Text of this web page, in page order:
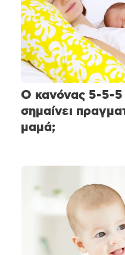
Ο κανόνας 5-5-5
σημαίνει
μαμά;